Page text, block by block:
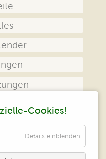
Cookies!
Details einblenden